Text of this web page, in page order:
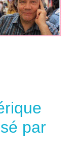
par